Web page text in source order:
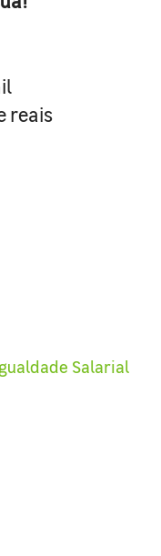
reais
Salarial